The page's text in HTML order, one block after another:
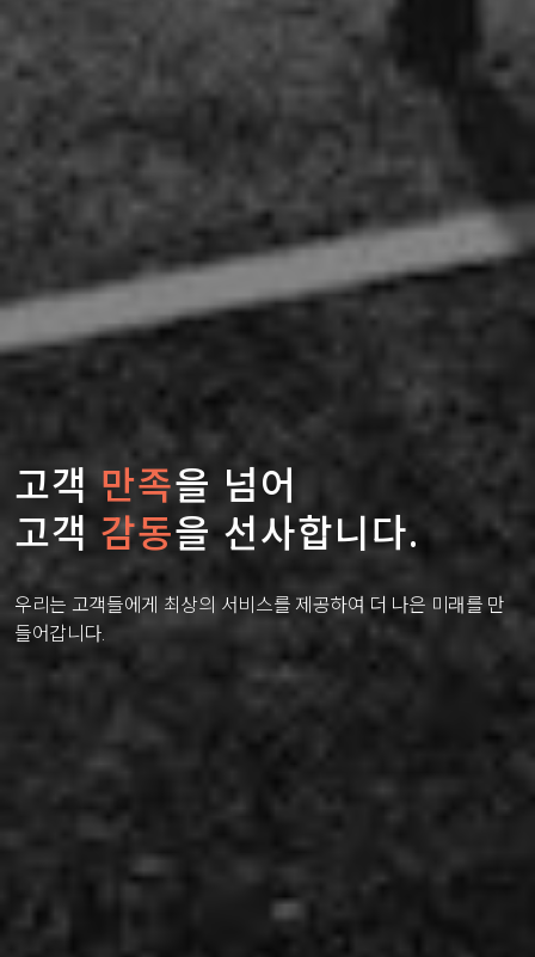
고객만족을 넘어
고객 감동을 선사합니다.
우리는 고객들에게 최상의 서비스를 제공하여 더 나은 미래를 만
들어갑니다.